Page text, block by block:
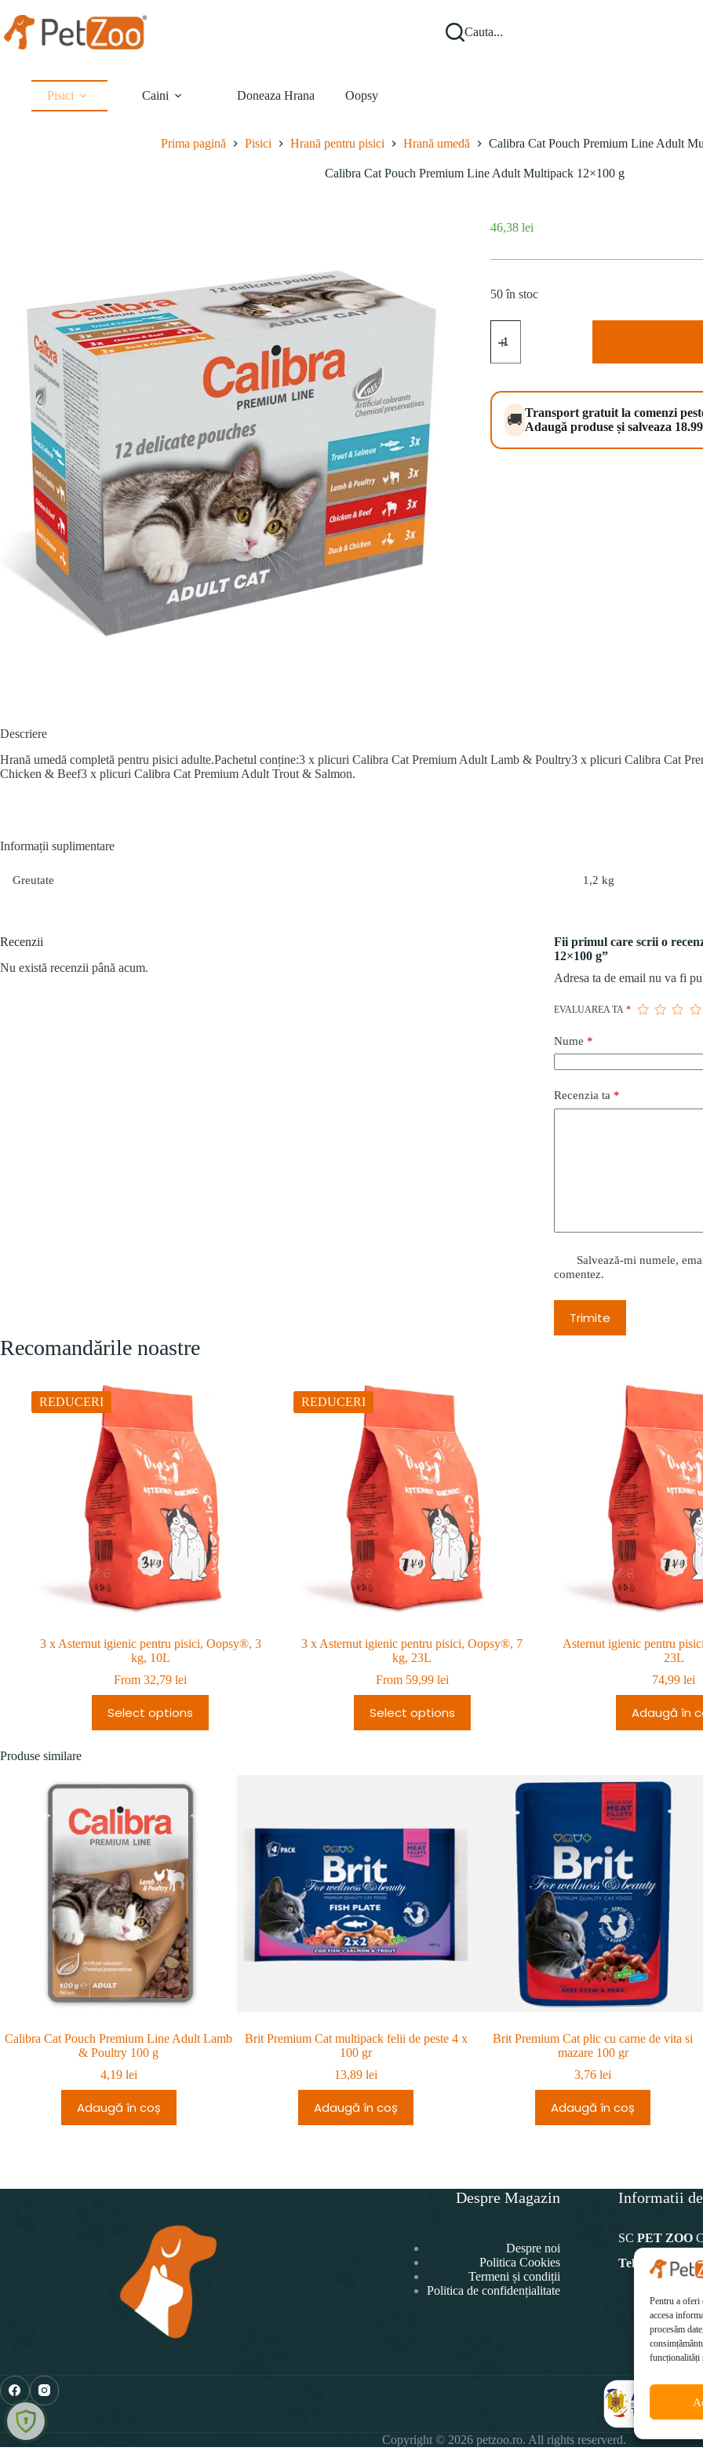
Pentru a oferi
accesa
procesăm
funcționalități
conținut
Cauta...
Pisici Caini Doneaza Hrana Oopsy
Prima pagină Pisici Hrană pentru pisici Hrană umedă Calibra Cat Pouch Premium Line Adult
Calibra Cat Pouch Premium Line Adult Multipack 12×100 g
46,38 lei
50 în stoc
Calibra
Pouch
Line
Adult
Multipack
12x100
g
🚚 Transport gratuit la comenzi
Adaugă produse și salveaza
Descriere
Hrană umedă completă pentru pisici adulte.Pachetul conține:3 x plicuri Calibra Cat Premium Adult Lamb & Poultry3 x plicuri Calibra Cat
Chicken & Beef3 x plicuri Calibra Cat Premium Adult Trout & Salmon.
Informații suplimentare
Greutate 1,2 kg
Recenzii
Nu există recenzii până acum.
Fii primul care scrii o
12×100 g”
Adresa ta de email nu va fi
EVALUAREA TA *
Nume *
Recenzia ta *
Salvează-mi numele,
comentez.
Trimite
Recomandările noastre
REDUCERI
3 x Asternut igienic pentru pisici, Oopsy®, 3
kg, 10L
From 32,79lei
Select options
REDUCERI
3 x Asternut igienic pentru pisici, Oopsy®, 7
kg, 23L
From 59,99 lei
Select options
Asternut igienic pentru
23L
74,99lei
Adaugă în
Produse similare
Calibra Cat Pouch Premium Line Adult Lamb
& Poultry 100 g
4,19 lei
Adaugă în coș
Brit Premium Cat multipack felii de peste 4 x
100 gr
13,89lei
Adaugă în coș
Brit Premium Cat plic cu carne de vita si
mazare 100 gr
3,76lei
Adaugă în coș
Despre Magazin
Despre noi
Politica Cookies
Termeni și condiții
Politica de confidențialitate
Informatii
SC PET ZOO
Telefon:
0771
Copyright © 2026 petzoo.ro. All rights reserverd.